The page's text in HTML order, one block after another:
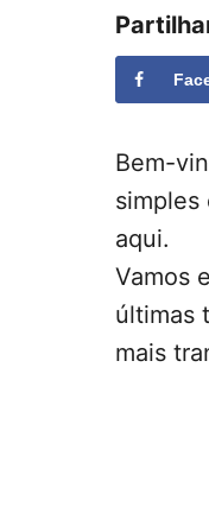
Bem-
simples
aqui.
Vamos
últimas
mais